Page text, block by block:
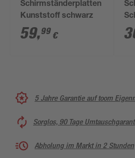
Schirmständerplatten
Kunststoff schwarz
59,99 €
x
5 Jahre Garantie auf toom
Sorglos, 90 Tage
Abholung im Markt in 2 Stunden